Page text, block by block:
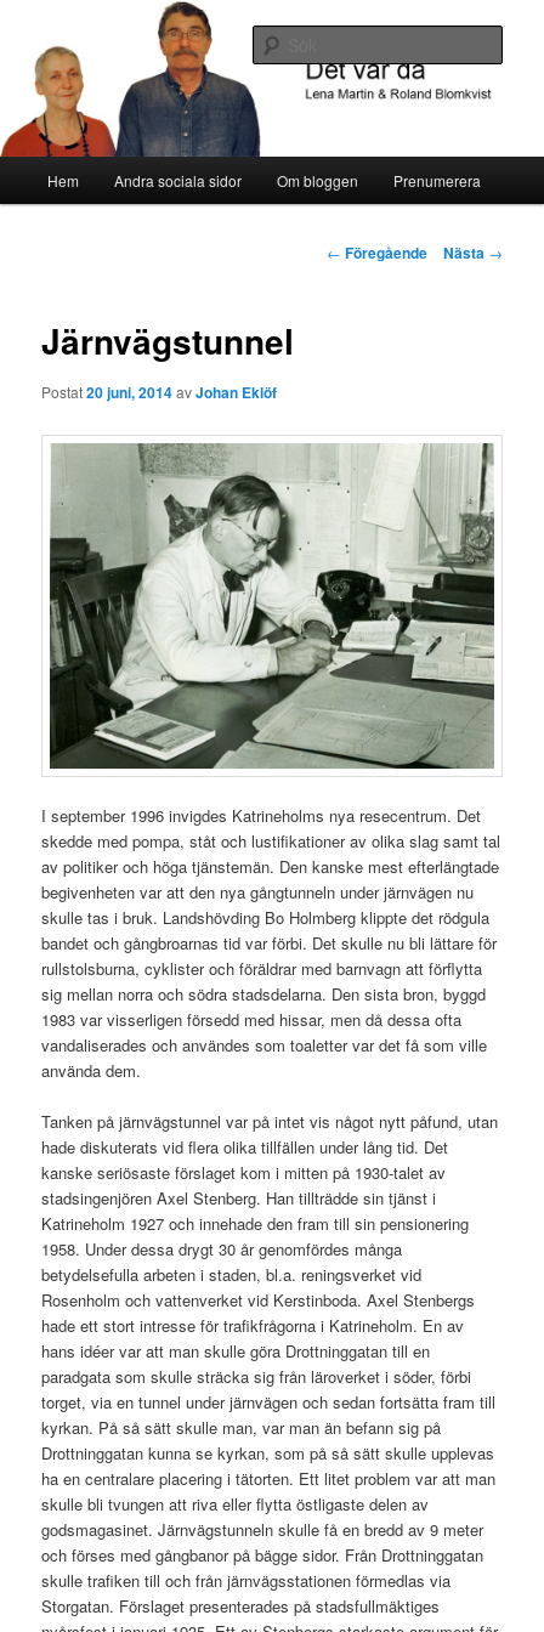
Det var då
Om Katrineholms historia
Hoppa
Hem Andra sociala sidor Om bloggen Prenumerera
Inläggsnavigering
← Föregående Nästa →
Järnvägstunnel
Postat20 juni, 2014avJohan Eklöf
I september 1996 invigdes Katrineholms nya resecentrum. Det
skedde med pompa, ståt och lustifikationer av olika slag samt tal
av politiker och höga tjänstemän. Den kanske mest efterlängtade
begivenheten var att den nya gångtunneln under järnvägen nu
skulle tas i bruk. Landshövding Bo Holmberg klippte det rödgula
bandet och gångbroarnas tid var förbi. Det skulle nu bli lättare för
rullstolsburna, cyklister och föräldrar med barnvagn att förflytta
sig mellan norra och södra stadsdelarna. Den sista bron, byggd
1983 var visserligen försedd med hissar, men då dessa ofta
vandaliserades och användes som toaletter var det få som ville
använda dem.
Tanken på järnvägstunnel var på intet vis något nytt påfund, utan
hade diskuterats vid flera olika tillfällen under lång tid. Det
kanske seriösaste förslaget kom i mitten på 1930-talet av
stadsingenjören Axel Stenberg. Han tillträdde sin tjänst i
Katrineholm 1927 och innehade den fram till sin pensionering
1958. Under dessa drygt 30 år genomfördes många
betydelsefulla arbeten i staden, bl.a. reningsverket vid
Rosenholm och vattenverket vid Kerstinboda. Axel Stenbergs
hade ett stort intresse för trafikfrågorna i Katrineholm. En av
hans idéer var att man skulle göra Drottninggatan till en
paradgata som skulle sträcka sig från läroverket i söder, förbi
torget, via en tunnel under järnvägen och sedan fortsätta fram till
kyrkan. På så sätt skulle man, var man än befann sig på
Drottninggatan kunna se kyrkan, som på så sätt skulle upplevas
ha en centralare placering i tätorten. Ett litet problem var att man
skulle bli tvungen att riva eller flytta östligaste delen av
godsmagasinet. Järnvägstunneln skulle få en bredd av 9 meter
och förses med gångbanor på bägge sidor. Från Drottninggatan
skulle trafiken till och från järnvägsstationen förmedlas via
Storgatan. Förslaget presenterades på stadsfullmäktiges